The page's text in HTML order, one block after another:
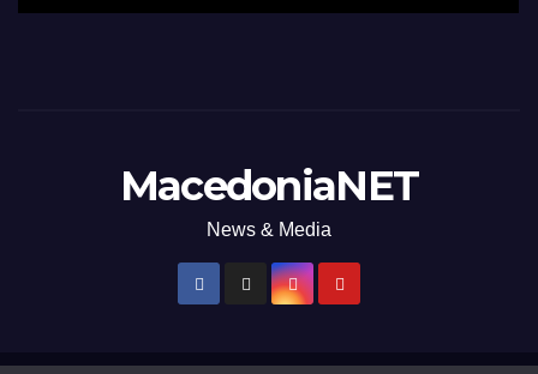
MacedoniaNET
News & Media